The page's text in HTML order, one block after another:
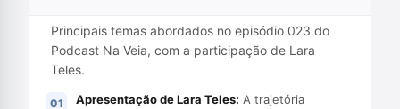
Principais temas abordados no episódio 023 do
Podcast Na Veia, com a participação de Lara
Teles.
Apresentação de Lara Teles: A trajetória